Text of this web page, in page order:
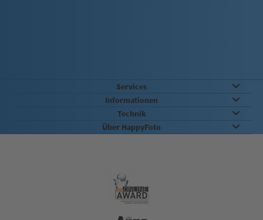
Services
Informationen
Technik
Über HappyFoto